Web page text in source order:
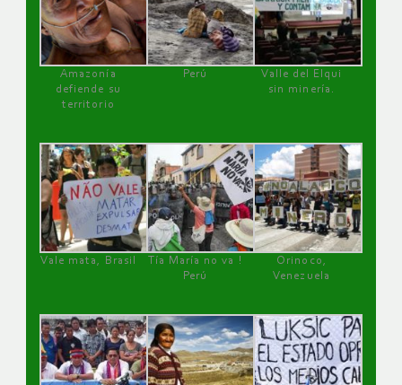
Amazonía
defiende su
territorio
Perú
Valle del Elqui
sin minería.
Vale mata, Brasil
Tía María no va !
Perú
Orinoco,
Venezuela